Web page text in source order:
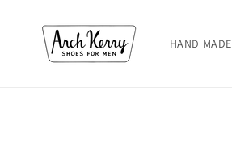
進む
HAND MADE